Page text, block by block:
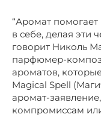
“Аромат помогает
в себе, делая эти
говорит Николь
парфюмер-
ароматов,
Magical Spell
аромат-
компромиссам